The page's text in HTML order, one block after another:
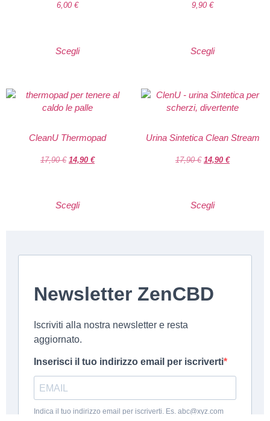
6,00 €
Scegli
9,90 €
Scegli
CleanU Thermopad
17,90€ 14,90 €
Scegli
Urina Sintetica Clean Stream
17,90€ 14,90 €
Scegli